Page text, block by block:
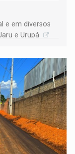
e em diversos
e Urupá